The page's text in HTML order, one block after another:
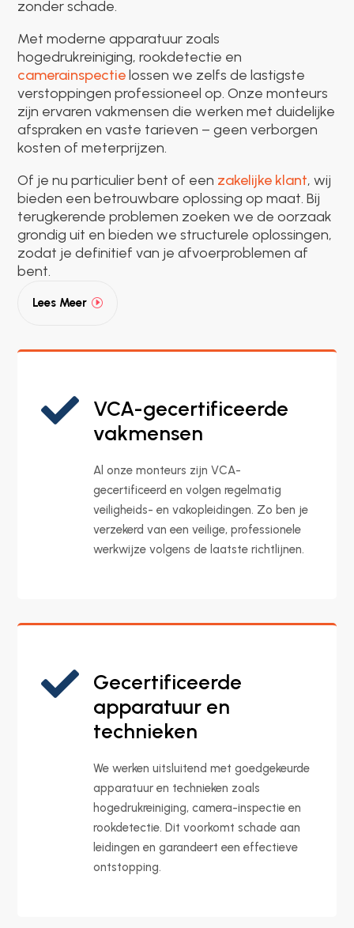
zonder schade.
Met moderne apparatuur zoals
hogedrukreiniging, rookdetectie en
camerainspectielossen we zelfs de lastigste
verstoppingen professioneel op. Onze monteurs
zijn ervaren vakmensen die werken met duidelijke
afspraken en vaste tarieven – geen verborgen
kosten of meterprijzen.
Of je nu particulier bent of een zakelijke klant, wij
bieden een betrouwbare oplossing op maat. Bij
terugkerende problemen zoeken we de oorzaak
grondig uit en bieden we structurele oplossingen,
zodat je definitief van je afvoerproblemen af
bent.
Lees Meer
 VCA-gecertificeerde
vakmensen
Al onze monteurs zijn VCA-
gecertificeerd en volgen regelmatig
veiligheids- en vakopleidingen. Zo ben je
verzekerd van een veilige, professionele
werkwijze volgens de laatste richtlijnen.
 Gecertificeerde
apparatuur en
technieken
We werken uitsluitend met goedgekeurde
apparatuur en technieken zoals
hogedrukreiniging, camera-inspectie en
rookdetectie. Dit voorkomt schade aan
leidingen en garandeert een effectieve
ontstopping.